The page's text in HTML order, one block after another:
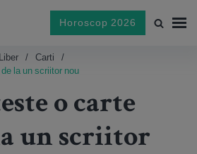
Horoscop 2026
Carti
la un scriitor nou
o carte
un scriitor